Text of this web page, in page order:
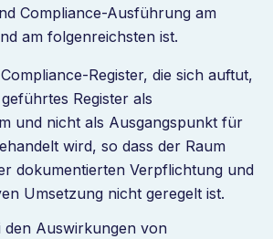
Compliance-Ausführung am
am folgenreichsten ist.
Register, die sich auftut,
Register als
und nicht als Ausgangspunkt für
wird, so dass der Raum
dokumentierten Verpflichtung und
Umsetzung nicht geregelt ist.
den Auswirkungen von